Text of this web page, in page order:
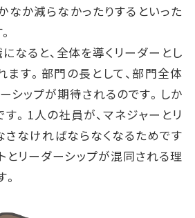
か減らなかったりするといった
なると、全体を導くリーダーとし
す。部門の長として、部門全体
シップが期待されるのです。しか
す。1人の社員が、マネジャーとリ
なければならなくなるためです
とリーダーシップが混同される理